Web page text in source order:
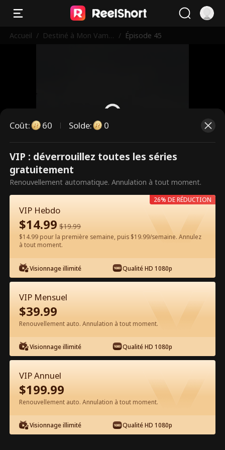
Accueil / Destiné à Mon Vampi / Épisode 45
Ce sont des épisodes payants.
Débloquez pour regarder.
Regarder gratuitement sur l'App
Épisode 45 - Destiné à Mon Vampire
Interdit Film complet
1-50 51-75 Tous les épisodes
Coût: 60 Solde: 0
VIP : déverrouillez toutes les séries
gratuitement
Renouvellement automatique. Annulation à tout moment.
VIP Hebdo
$14.99 $19.99
$14.99 pour la première semaine, puis $19.99/semaine. Annulez
à tout moment.
Visionnage illimité Qualité HD 1080p
26% DE RÉDUCTION
VIP Mensuel
$39.99
Renouvellement auto. Annulation à tout moment.
Visionnage illimité Qualité HD 1080p
VIP Annuel
$199.99
Renouvellement auto. Annulation à tout moment.
Visionnage illimité Qualité HD 1080p